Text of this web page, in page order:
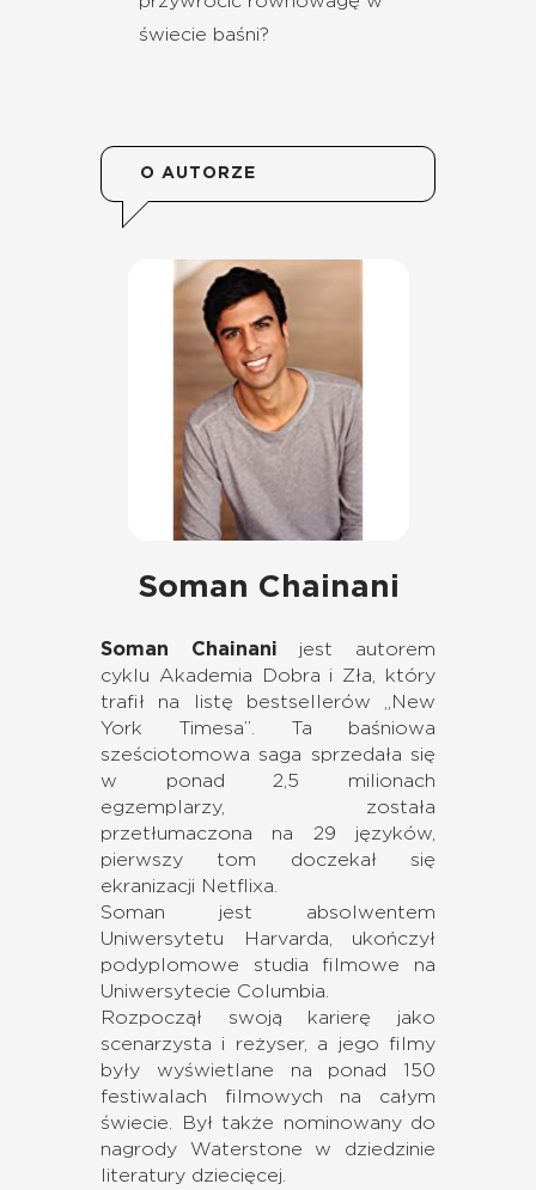
świecie baśni?
O AUTORZE
Soman Chainani
Soman Chainani jest autorem
cyklu Akademia Dobra i Zła, który
trafił na listę bestsellerów „New
York Timesa”. Ta baśniowa
sześciotomowa saga sprzedała się
w ponad 2,5 milionach
egzemplarzy, została
przetłumaczona na 29 języków,
pierwszy tom doczekał się
ekranizacji Netflixa.
Soman jest absolwentem
Uniwersytetu Harvarda, ukończył
podyplomowe studia filmowe na
Uniwersytecie Columbia.
Rozpoczął swoją karierę jako
scenarzysta i reżyser, a jego filmy
były wyświetlane na ponad 150
festiwalach filmowych na całym
świecie. Był także nominowany do
nagrody Waterstone w dziedzinie
literatury dziecięcej.